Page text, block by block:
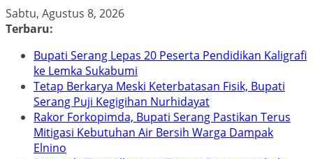
Skip
to
Sabtu, Agustus 8, 2026
Terbaru:
Bupati Serang Lepas 20 Peserta Pendidikan Kaligrafi
ke Lemka Sukabumi
Tetap Berkarya Meski Keterbatasan Fisik, Bupati
Serang Puji Kegigihan Nurhidayat
Rakor Forkopimda, Bupati Serang Pastikan Terus
Mitigasi Kebutuhan Air Bersih Warga Dampak
Elnino